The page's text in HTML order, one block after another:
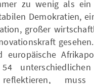
zu wenig als
Demokratien,
großer
europäische
muss